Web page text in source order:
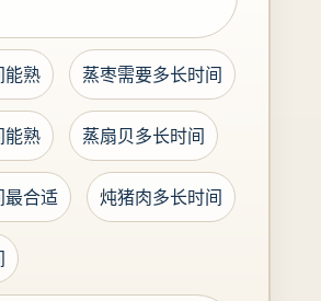
能熟 蒸枣需要多长时间
能熟 蒸扇贝多长时间
最合适 炖猪肉多长时间